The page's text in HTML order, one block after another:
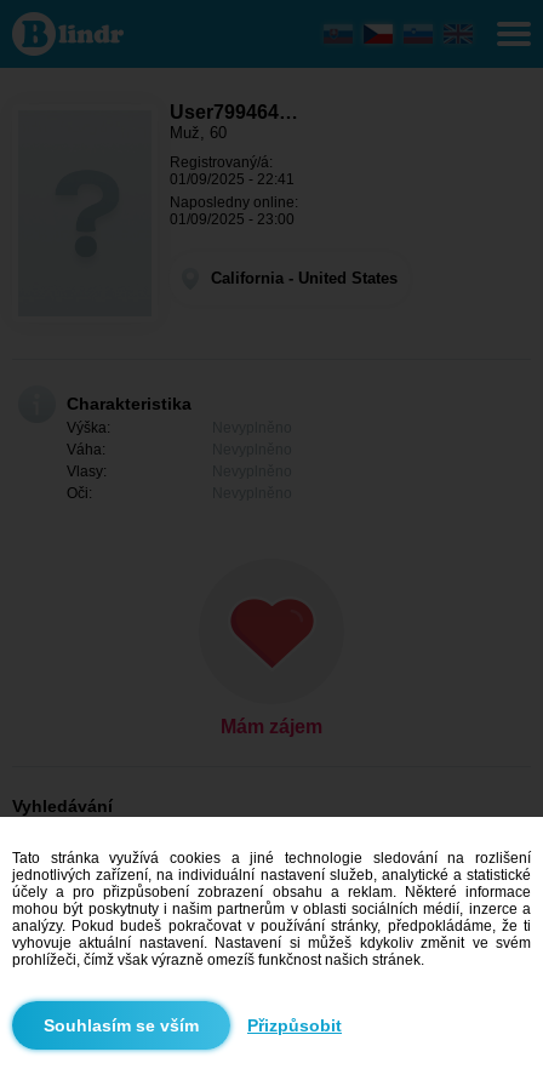
User799464970
- On hledá
někoho
California
User799464…
Muž, 60
Registrovaný/á:
01/09/2025 - 22:41
Naposledny online:
01/09/2025 - 23:00
California - United States
Charakteristika
Výška:
Váha:
Vlasy:
Oči:
Mám zájem
Vyhledávání
On hledá ji: Muži, 60
On hledá ji: Muži, 60 - United States
On hledá ji: Muži, 60 - California
Seznamka United States
Seznamka California
Doporučujeme
Tato stránka využívá cookies a jiné technologie sledování na rozlišení
jednotlivých zařízení, na individuální nastavení služeb, analytické a statistické
účely a pro přizpůsobení zobrazení obsahu a reklam. Některé informace
mohou být poskytnuty i našim partnerům v oblasti sociálních médií, inzerce a
analýzy. Pokud budeš pokračovat v používání stránky, předpokládáme, že ti
vyhovuje aktuální nastavení. Nastavení si můžeš kdykoliv změnit ve svém
prohlížeči, čímž však výrazně omezíš funkčnost našich stránek.
Přizpůsobit